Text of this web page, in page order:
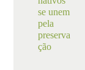
se unem
pela
preserva
ção